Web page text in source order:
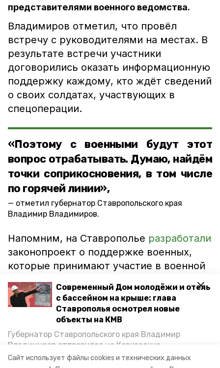
Сайт использует файлы cookies и технических данных
Современный Дом молодёжи и отель
с бассейном на крыше: глава
Ставрополья осмотрел новые
объекты на КМВ
Губернатор Ставропольского края Владимир
Владимиров отправился на Кавказские
Минеральные Воды, чтобы проинспектировать
представителями военного ведомства.
Владимиров отметил, что провёл
встречу с руководителями на местах. В
результате встречи участники
договорились оказать информационную
поддержку каждому, кто ждёт сведений
о своих солдатах, участвующих в
спецоперации.
«Поэтому с военными будут этот
вопрос отрабатывать. Думаю, найдём
точки соприкосновения, в том числе
по горячей линии»,
отметил губернатор Ставропольского края
Владимир Владимиров.
Напомним, на Ставрополье разработали
законопроект о поддержке военных,
которые принимают участие в военной
спецоперации на Украине. Согласно
этому документу, будут предусмотрены
материальные пособия в случае
ранения или гибели солдат.